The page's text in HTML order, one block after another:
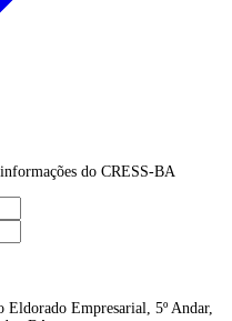
do CRESS-BA
Empresarial, 5º Andar,